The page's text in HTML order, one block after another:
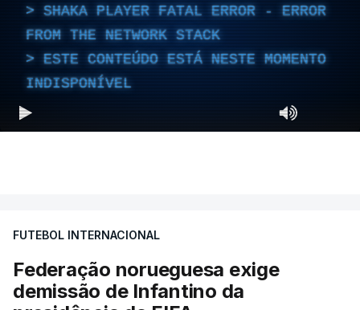
SHAKA PLAYER FATAL ERROR - ERROR
FROM THE NETWORK STACK
ESTE CONTEÚDO ESTÁ NESTE MOMENTO
INDISPONÍVEL
FUTEBOL INTERNACIONAL
Federação norueguesa exige
demissão de Infantino da